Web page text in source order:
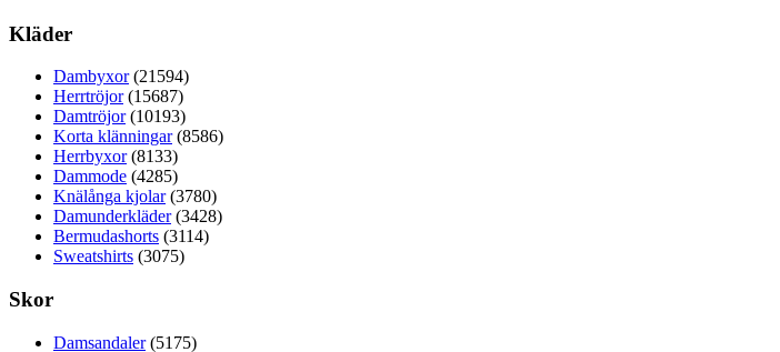
Kläder
Dambyxor (21594)
Herrtröjor (15687)
Damtröjor (10193)
Korta klänningar (8586)
Herrbyxor (8133)
Dammode (4285)
Knälånga kjolar (3780)
Damunderkläder (3428)
Bermudashorts (3114)
Sweatshirts (3075)
Skor
Damsandaler (5175)